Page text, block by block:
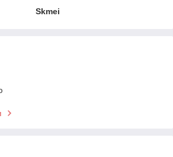
Skmei